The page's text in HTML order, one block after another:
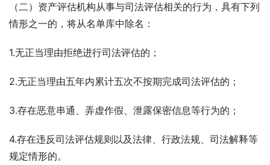
（二）资产评估机构从事与司法评估相关的行为，具有下列
情形之一的，将从名单库中除名：
1.无正当理由拒绝进行司法评估的；
2.无正当理由五年内累计五次不按期完成司法评估的；
3.存在恶意串通、弄虚作假、泄露保密信息等行为的；
4.存在违反司法评估规则以及法律、行政法规、司法解释等
规定情形的。